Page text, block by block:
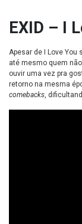
EXID – I
Apesar de I Love You
até mesmo quem
ouvir uma vez pra
retorno na mesma
comebacks,